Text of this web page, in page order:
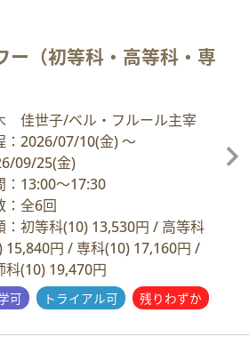
ー（初等科・高等科・専
佳世子/ベル・フルール主宰
：2026/07/10(金)～
09/25(金)
：13:00～17:30
：全6回
：初等科(10) 13,530円 / 高等科
15,840円 / 専科(10) 17,160円 /
科(10) 19,470円
可 トライアル可 残りわずか